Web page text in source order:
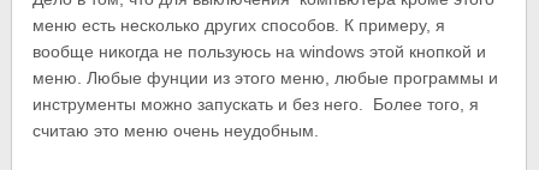
меню есть несколько других способов. К примеру, я
вообще никогда не пользуюсь на windows этой кнопкой и
меню. Любые фунции из этого меню, любые программы и
инструменты можно запускать и без него. Более того, я
считаю это меню очень неудобным.